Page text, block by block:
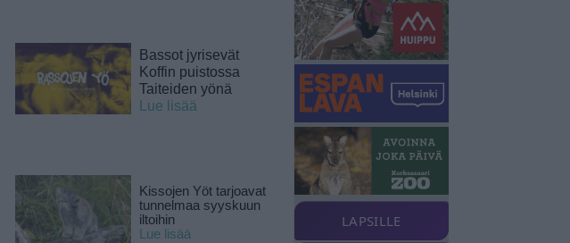
Bassot jyrisevät
Koffin puistossa
Taiteiden yönä
Lue lisää
Kissojen Yöt tarjoavat
tunnelmaa syyskuun
iltoihin
Lue lisää
LAPSILLE